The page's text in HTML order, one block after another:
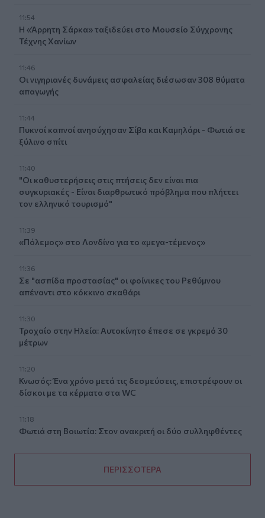
11:54
Η «Άρρητη Σάρκα» ταξιδεύει στο Μουσείο Σύγχρονης
Τέχνης Χανίων
11:46
Οι νιγηριανές δυνάμεις ασφαλείας διέσωσαν 308 θύματα
απαγωγής
11:44
Πυκνοί καπνοί ανησύχησαν Σίβα και Καμηλάρι - Φωτιά σε
ξύλινο σπίτι
11:40
"Οι καθυστερήσεις στις πτήσεις δεν είναι πια
συγκυριακές - Είναι διαρθρωτικό πρόβλημα που πλήττει
τον ελληνικό τουρισμό"
11:39
«Πόλεμος» στο Λονδίνο για το «μεγα-τέμενος»
11:36
Σε "ασπίδα προστασίας" οι φοίνικες του Ρεθύμνου
απέναντι στο κόκκινο σκαθάρι
11:30
Τροχαίο στην Ηλεία: Αυτοκίνητο έπεσε σε γκρεμό 30
μέτρων
11:20
Κνωσός: Ένα χρόνο μετά τις δεσμεύσεις, επιστρέφουν οι
δίσκοι με τα κέρματα στα WC
11:18
Φωτιά στη Βοιωτία: Στον ανακριτή οι δύο συλληφθέντες
ΠΕΡΙΣΣΟΤΕΡΑ